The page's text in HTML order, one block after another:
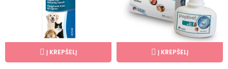
Į KREPŠELĮ Į KREPŠELĮ